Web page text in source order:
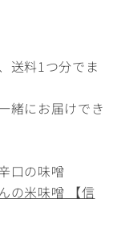
送料1つ分でま
緒にお届けでき
口の味噌
の米味噌 【信